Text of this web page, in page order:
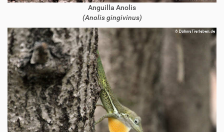
Anguilla Anolis
(Anolis gingivinus)